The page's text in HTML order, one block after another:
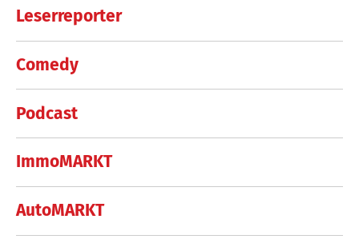
Leserreporter
Comedy
Podcast
ImmoMARKT
AutoMARKT